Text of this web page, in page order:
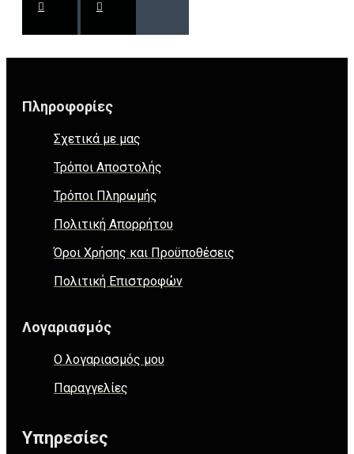
Πληροφορίες
Σχετικά με μας
Τρόποι Αποστολής
Τρόποι Πληρωμής
Πολιτική Απορρήτου
Όροι Χρήσης και Προϋποθέσεις
Πολιτική Επιστροφών
Λογαριασμός
Ο λογαριασμός μου
Παραγγελίες
Υπηρεσίες